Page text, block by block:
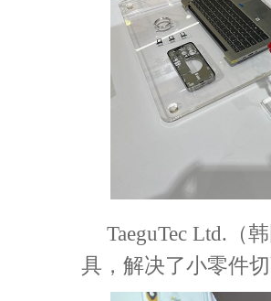
TaeguTec Ltd. （
具，解决了小零件